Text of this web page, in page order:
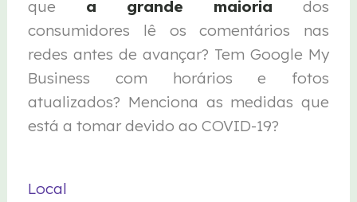
que
a grande maioria
dos
consumidores lê os comentários nas
redes antes de avançar? Tem Google My
Business com horários e fotos
atualizados? Menciona as medidas que
está a tomar devido ao COVID-19?
Local